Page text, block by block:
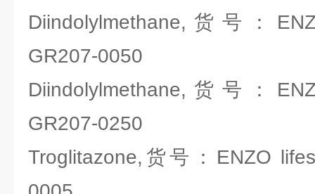
Diindolylmethane,货号：
GR207-0050
Diindolylmethane,货号：
GR207-0250
Troglitazone,货号：ENZO